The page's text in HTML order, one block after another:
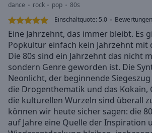
Loaded :
0.00%
Stream
TypeLIVE
Seek to
currently
behind
liveLIVE
Remaining
Time -
dance rock pop
80s
Einschaltquote: 5.0 Bewertungen
Eine Jahrzehnt, das immer bleibt. Es
Popkultur einfach kein Jahrzehnt mit
Die 80s sind ein Jahrzehnt das nicht
sondern Genre geworden ist. Die
Neonlicht, der beginnende
die Drogenthematik und das Kokain,
die kulturellen Wurzeln sind überall
können wir heute sicher sagen: die
auf Jahre eine Quelle der Inspiration